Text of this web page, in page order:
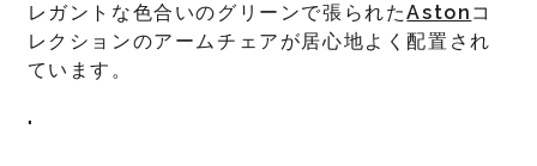
レガントな色合いのグリーンで張られたAston コ
レクションのアームチェアが居心地よく配置され
ています。
"